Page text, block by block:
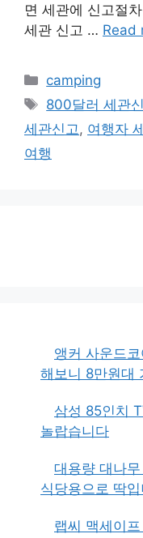
면 세관에 신고절
세관 신고 … Read
카
테
리
camping
태
그
800달러 세관
세관신고 , 여행자
여행
앵커 사운드
해보니 8만원대
삼성 85인치
놀랍습니다
대용량 대나
식당용으로 딱
랩씨 맥세이